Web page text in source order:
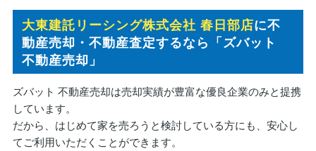
大東建託リーシング株式会社 春日部店に不
動産売却・不動産査定するなら「ズバット
不動産売却」
ズバット 不動産売却は売却実績が豊富な優良企業のみと提携
しています。
だから、はじめて家を売ろうと検討している方にも、安心し
てご利用いただくことができます。